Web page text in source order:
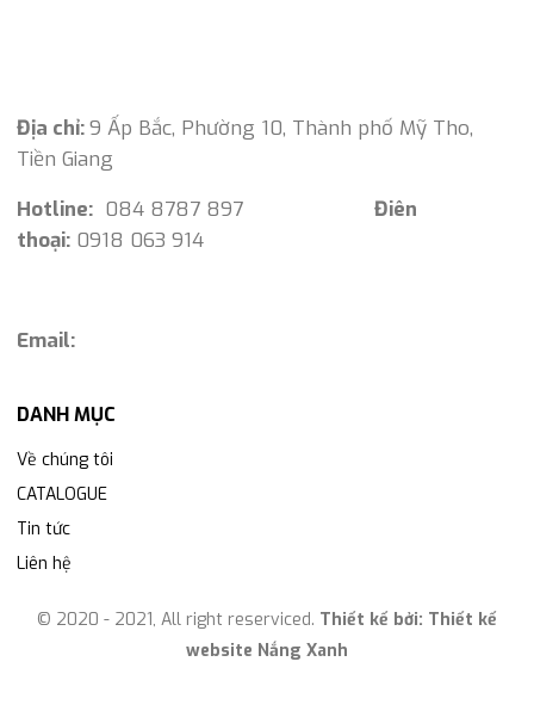
Địa chỉ:9 Ấp Bắc, Phường 10, Thành phố Mỹ Tho,
Tiền Giang
Hotline: 084 8787 897 Điên
thoại: 0918 063 914
Email:
DANH MỤC
Về chúng tôi
CATALOGUE
Tin tức
Liên hệ
© 2020 - 2021, All right reserviced. Thiết kế bởi: Thiết kế
website Nắng Xanh